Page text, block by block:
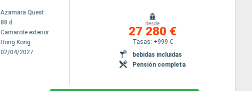
Azamara Quest
88 d
Camarote exterior
Hong Kong
02/04/2027
desde
27 280 €
Tasas: +999 €
bebidas incluidas
Pensión completa